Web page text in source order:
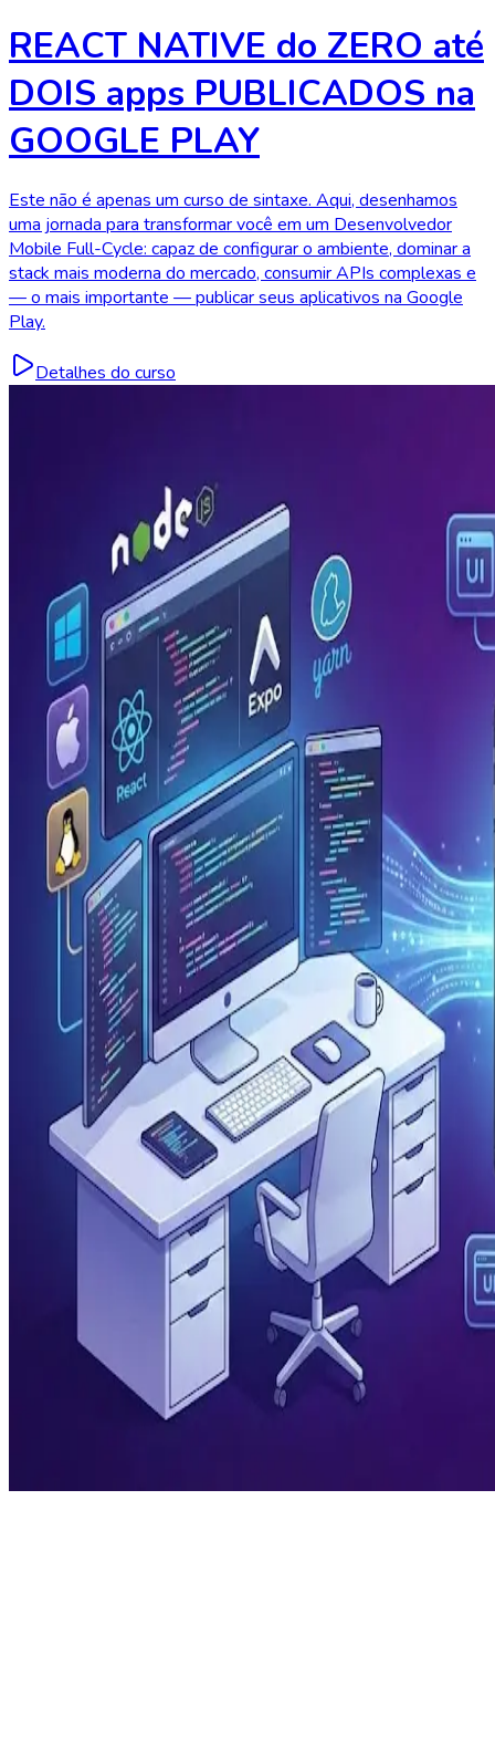
REACT NATIVE do ZERO até
DOIS apps PUBLICADOS na
GOOGLE PLAY
Este não é apenas um curso de sintaxe. Aqui, desenhamos
uma jornada para transformar você em um Desenvolvedor
Mobile Full-Cycle: capaz de configurar o ambiente, dominar a
stack mais moderna do mercado, consumir APIs complexas e
— o mais importante — publicar seus aplicativos na Google
Play.
Detalhes do curso